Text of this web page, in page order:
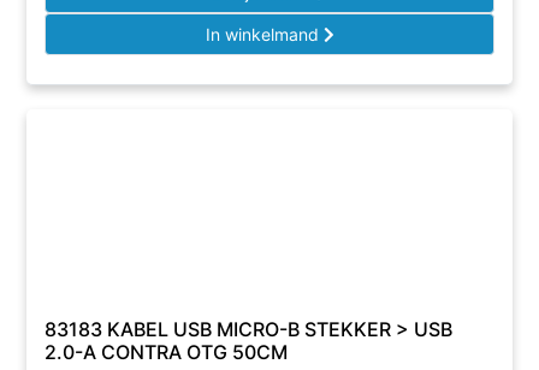
In winkelmand
83183 KABEL USB MICRO-B STEKKER > USB
2.0-A CONTRA OTG 50CM